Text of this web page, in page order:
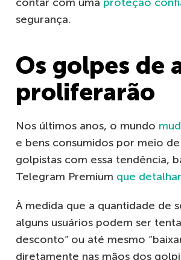
segurança.
Os golpes de
proliferarão
Nos últimos anos, o mundo
e bens consumidos por meio
golpistas com essa tendência,
Telegram Premium que
À medida que a quantidade de
alguns usuários podem ser
desconto” ou até mesmo
diretamente nas mãos dos